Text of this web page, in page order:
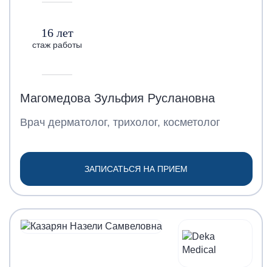
16 лет
стаж работы
Магомедова Зульфия Руслановна
Врач дерматолог, трихолог, косметолог
ЗАПИСАТЬСЯ НА ПРИЕМ